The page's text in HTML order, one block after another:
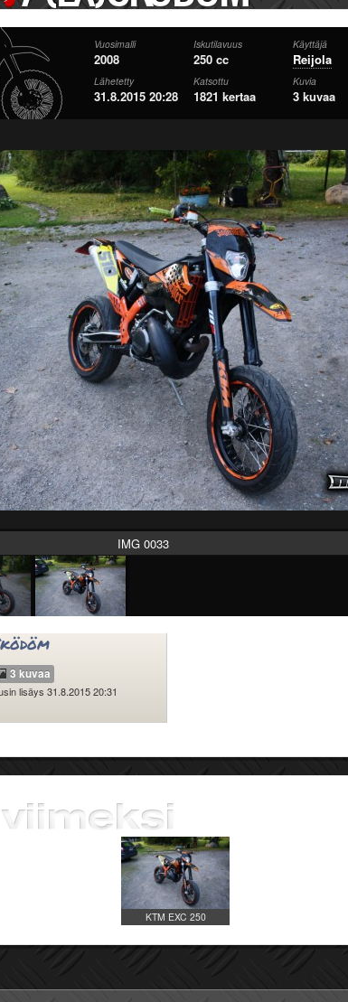
Vuosimalli
2008
Iskutilavuus
250 cc
Käyttäjä
Reijola
Lähetetty
31.8.2015 20:28
Katsottu
1821 kertaa
Kuvia
3 kuvaa
IMG 0033
3 kuvaa
lisäys 31.8.2015 20:31
KTM EXC 250